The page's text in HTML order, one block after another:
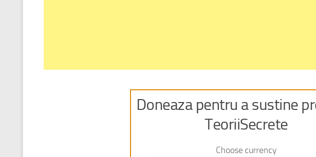
Doneaza pentru a sustine
TeoriiSecrete
Choose currency